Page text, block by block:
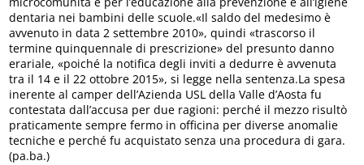
dentaria nei bambini delle scuole.«Il saldo del medesimo è
avvenuto in data 2 settembre 2010», quindi «trascorso il
termine quinquennale di prescrizione» del presunto danno
erariale, «poiché la notifica degli inviti a dedurre è avvenuta
tra il 14 e il 22 ottobre 2015», si legge nella sentenza.La spesa
inerente al camper dell’Azienda USL della Valle d’Aosta fu
contestata dall’accusa per due ragioni: perché il mezzo risultò
praticamente sempre fermo in officina per diverse anomalie
tecniche e perché fu acquistato senza una procedura di gara.
(pa.ba.)